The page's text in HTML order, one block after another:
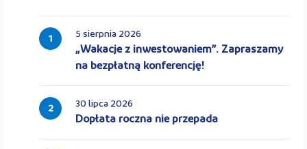
1 5 sierpnia 2026
„Wakacje z inwestowaniem”. Zapraszamy
na bezpłatną konferencję!
2 30 lipca 2026
Dopłata roczna nie przepada